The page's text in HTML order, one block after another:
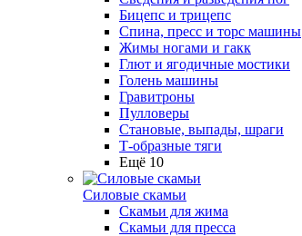
Бицепс и трицепс
Спина, пресс и торс машины
Жимы ногами и гакк
Глют и ягодичные мостики
Голень машины
Гравитроны
Пулловеры
Становые, выпады, шраги
Т-образные тяги
Ещё 10
Силовые скамьи
Скамьи для жима
Скамьи для пресса